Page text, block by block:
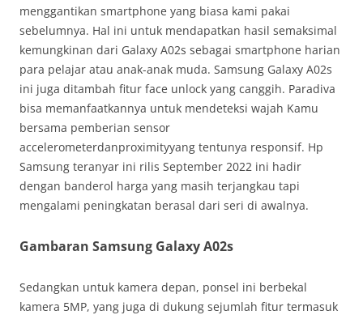
menggantikan smartphone yang biasa kami pakai
sebelumnya. Hal ini untuk mendapatkan hasil semaksimal
kemungkinan dari Galaxy A02s sebagai smartphone harian
para pelajar atau anak-anak muda. Samsung Galaxy A02s
ini juga ditambah fitur face unlock yang canggih. Paradiva
bisa memanfaatkannya untuk mendeteksi wajah Kamu
bersama pemberian sensor
accelerometerdanproximityyang tentunya responsif. Hp
Samsung teranyar ini rilis September 2022 ini hadir
dengan banderol harga yang masih terjangkau tapi
mengalami peningkatan berasal dari seri di awalnya.
Gambaran Samsung Galaxy A02s
Sedangkan untuk kamera depan, ponsel ini berbekal
kamera 5MP, yang juga di dukung sejumlah fitur termasuk